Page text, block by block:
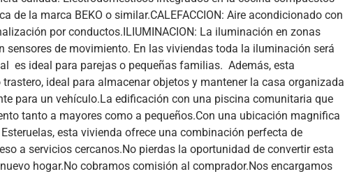
de la marca BEKO o similar.CALEFACCION: Aire acondicionado con
por conductos.ILIUMINACION: La iluminación en zonas
sensores de movimiento. En las viviendas toda la iluminación será
es ideal para parejas o pequeñas familias. Además, esta
ideal para almacenar objetos y mantener la casa organizada
para un vehículo.La edificación con una piscina comunitaria que
tanto a mayores como a pequeños.Con una ubicación magnifica
esta vivienda ofrece una combinación perfecta de
a servicios cercanos.No pierdas la oportunidad de convertir esta
hogar.No cobramos comisión al comprador.Nos encargamos